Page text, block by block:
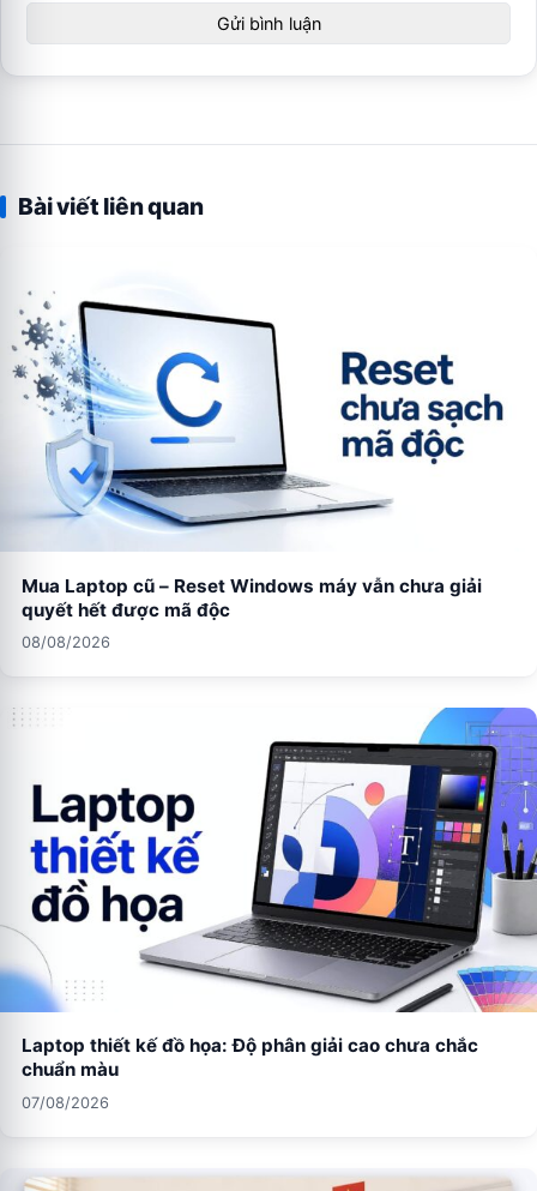
Bài viết liên quan
Mua Laptop cũ – Reset Windows máy vẫn chưa giải
quyết hết được mã độc
08/08/2026
Laptop thiết kế đồ họa: Độ phân giải cao chưa chắc
chuẩn màu
07/08/2026